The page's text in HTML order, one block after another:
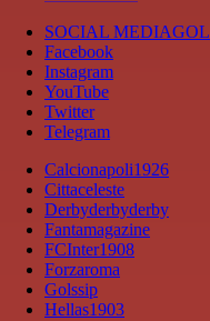
SOCIAL MEDIAGOL
Facebook
Instagram
YouTube
Twitter
Telegram
Calcionapoli1926
Cittaceleste
Derbyderbyderby
Fantamagazine
FCInter1908
Forzaroma
Golssip
Hellas1903